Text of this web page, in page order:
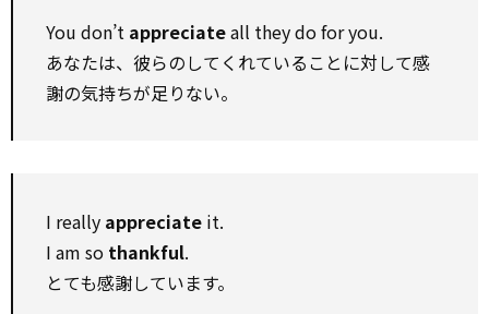
You don’t appreciateall they do for you.
あなたは、彼らのしてくれていることに対して感
謝の気持ちが足りない。
I really appreciate it.
I am so thankful.
とても感謝しています。